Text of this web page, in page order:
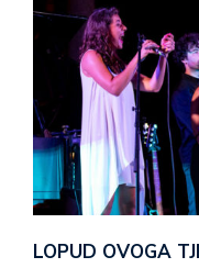
LOPUD OVOGA